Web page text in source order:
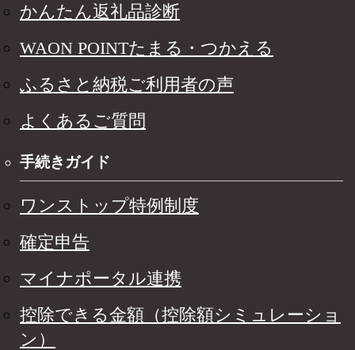
かんたん返礼品診断
WAON POINTたまる・つかえる
ふるさと納税ご利用者の声
よくあるご質問
手続きガイド
ワンストップ特例制度
確定申告
マイナポータル連携
控除できる金額（控除額シミュレーショ
ン）